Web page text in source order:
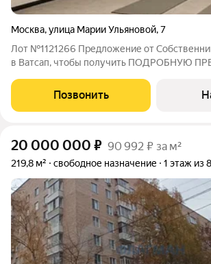
Москва,улица Марии Ульяновой,7
Лот №1121266 Предложение от
в Ватсап, чтобы получить ПОДРОБНУЮ
арендного бизнеса Коммерческое
м в цокольном этаже жилого дома. Имеется
Позвонить
20 000 000 ₽ 90 992 ₽ за м²
219,8 м² свободное назначение 1 этаж из 8